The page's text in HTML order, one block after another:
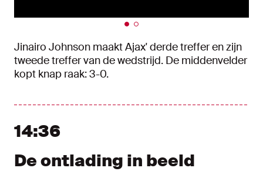
Jinairo Johnson maakt Ajax' derde treffer en zijn
tweede treffer van de wedstrijd. De middenvelder
kopt knap raak: 3-0.
14:36
De ontlading in beeld